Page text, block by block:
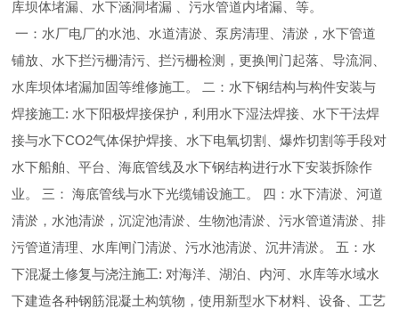
库坝体堵漏、水下涵洞堵漏 、污水管道内堵漏、等。
一：水厂电厂的水池、水道清淤、泵房清理、清淤，水下管道
铺放、水下拦污栅清污、拦污栅检测，更换闸门起落、导流洞、
水库坝体堵漏加固等维修施工。 二：水下钢结构与构件安装与
焊接施工: 水下阳极焊接保护，利用水下湿法焊接、水下干法焊
接与水下CO2气体保护焊接、水下电氧切割、爆炸切割等手段对
水下船舶、平台、海底管线及水下钢结构进行水下安装拆除作
业。 三： 海底管线与水下光缆铺设施工。 四：水下清淤、河道
清淤，水池清淤，沉淀池清淤、生物池清淤、污水管道清淤、排
污管道清理、水库闸门清淤、污水池清淤、沉井清淤。 五：水
下混凝土修复与浇注施工: 对海洋、湖泊、内河、水库等水域水
下建造各种钢筋混凝土构筑物，使用新型水下材料、设备、工艺